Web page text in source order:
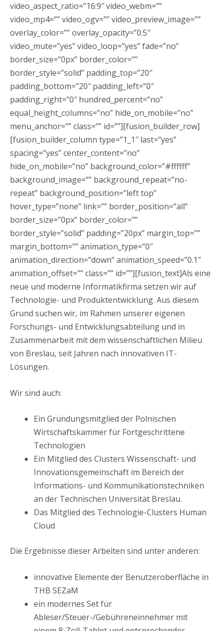
video_aspect_ratio=”16:9″ video_webm=””
video_mp4=”” video_ogv=”” video_preview_image=””
overlay_color=”” overlay_opacity=”0.5″
video_mute=”yes” video_loop=”yes” fade=”no”
border_size=”0px” border_color=””
border_style=”solid” padding_top=”20″
padding_bottom=”20″ padding_left=”0″
padding_right=”0″ hundred_percent=”no”
equal_height_columns=”no” hide_on_mobile=”no”
menu_anchor=”” class=”” id=””][fusion_builder_row]
[fusion_builder_column type=”1_1″ last=”yes”
spacing=”yes” center_content=”no”
hide_on_mobile=”no” background_color=”#ffffff”
background_image=”” background_repeat=”no-
repeat” background_position=”left top”
hover_type=”none” link=”” border_position=”all”
border_size=”0px” border_color=””
border_style=”solid” padding=”20px” margin_top=””
margin_bottom=”” animation_type=”0″
animation_direction=”down” animation_speed=”0.1″
animation_offset=”” class=”” id=””][fusion_text]Als eine
neue und moderne Informatikfirma setzen wir auf
Technologie- und Produktentwicklung. Aus diesem
Grund suchen wir, im Rahmen unserer eigenen
Forschungs- und Entwicklungsabteilung und in
Zusammenarbeit mit dem wissenschaftlichen Milieu
von Breslau, seit Jahren nach innovativen IT-
Lösungen.
Wir sind auch:
Ein Gründungsmitglied der Polnischen
Wirtschaftskammer für Fortgeschrittene
Technologien
Ein Mitglied des Clusters Wissenschaft- und
Innovationsgemeinschaft im Bereich der
Informations- und Kommunikationstechniken
an der Technischen Universität Breslau.
Das Mitglied des Technologie-Clusters Human
Cloud
Die Ergebnisse dieser Arbeiten sind unter anderen:
innovative Elemente der Benutzeroberfläche in
THB SEZaM
ein modernes Set für
Ableser/Steuer-/Gebühreneinnehmer mit